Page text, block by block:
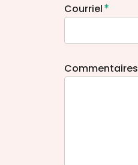
Courriel*
Commentaires